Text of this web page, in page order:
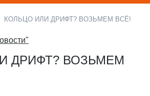
КОЛЬЦО ИЛИ ДРИФТ? ВОЗЬМЕМ ВСЁ!
ДРИФТ? ВОЗЬМЕМ